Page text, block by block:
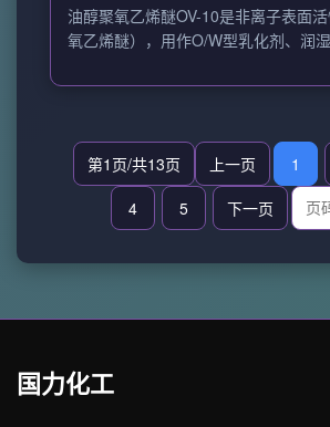
油醇聚氧乙烯醚OV-10是非离子表面
氧乙烯醚），用作O/W型乳化剂、润湿
第1页/共13页 上一页 1
4
5 下一页
国力化工